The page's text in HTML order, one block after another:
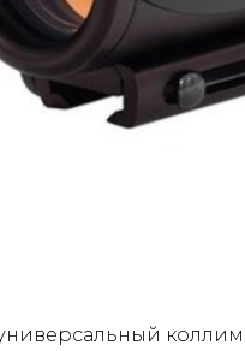
универсальный